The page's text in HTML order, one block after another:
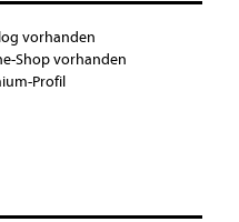
vorhanden
Shop vorhanden
Profil